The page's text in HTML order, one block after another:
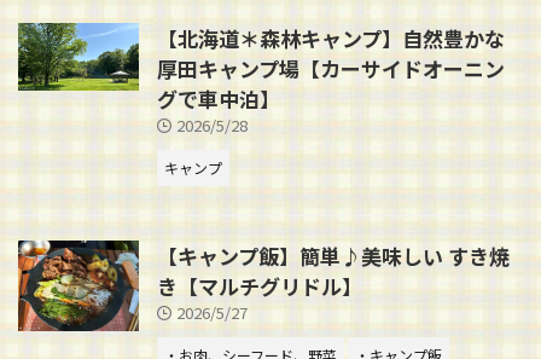
【北海道＊森林キャンプ】自然豊かな
厚田キャンプ場【カーサイドオーニン
グで車中泊】
2026/5/28
キャンプ
【キャンプ飯】簡単♪美味しい すき焼
き【マルチグリドル】
2026/5/27
・お肉、シーフード、野菜 ・キャンプ飯